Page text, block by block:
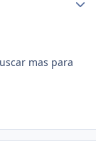
mas para